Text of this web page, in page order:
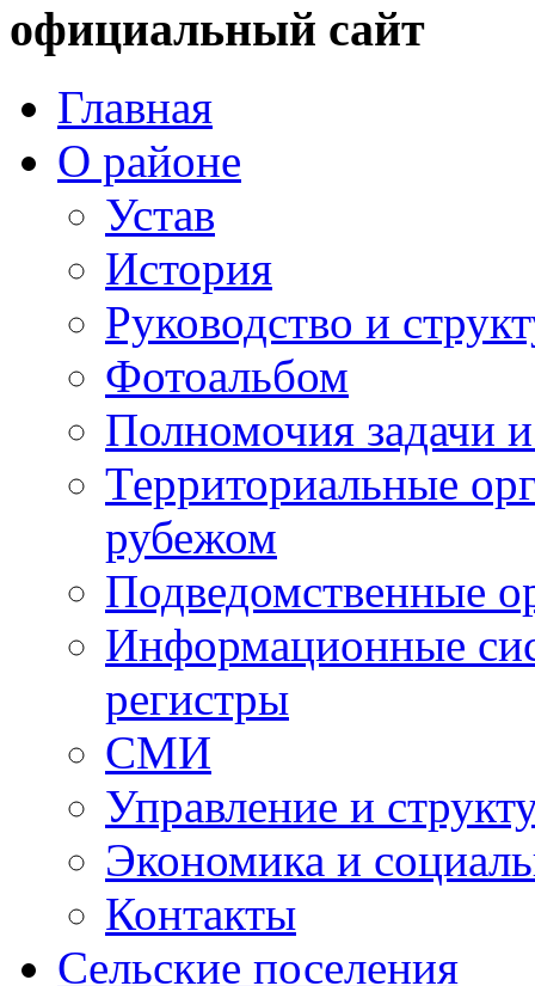
официальный сайт
Главная
О районе
Устав
История
Руководство и
Фотоальбом
Полномочия задачи
Территориальные
рубежом
Подведомственные
Информационные
регистры
СМИ
Управление и
Экономика и
Контакты
Сельские поселения